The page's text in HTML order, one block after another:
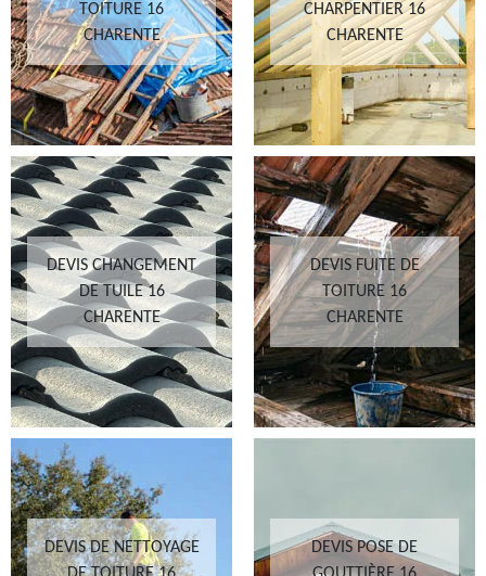
TOITURE 16
CHARENTE
CHARPENTIER 16
CHARENTE
DEVIS CHANGEMENT
DE TUILE 16
CHARENTE
DEVIS FUITE DE
TOITURE 16
CHARENTE
DEVIS DE NETTOYAGE
DEVIS POSE DE